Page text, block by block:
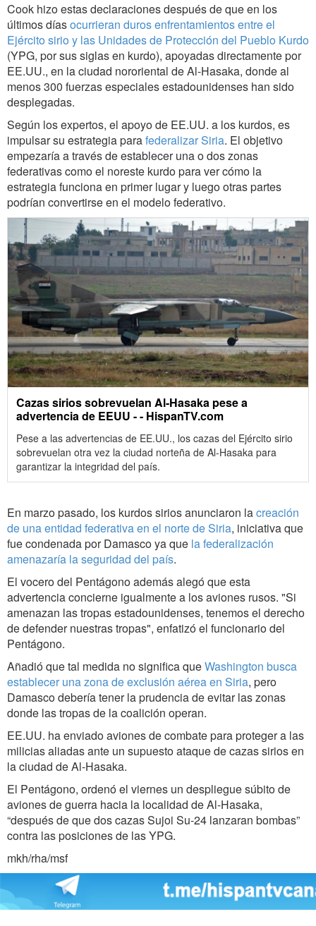
Cook hizo estas declaraciones después de que en los
últimos díasocurrieran duros enfrentamientos entre el
Ejército sirio y las Unidades de Protección del Pueblo Kurdo
(YPG, por sus siglas en kurdo), apoyadas directamente por
EE.UU., en la ciudad nororiental de Al-Hasaka, donde al
menos 300 fuerzas especiales estadounidenses han sido
desplegadas.
Según los expertos, el apoyo de EE.UU. a los kurdos, es
impulsar su estrategia parafederalizar Siria. El objetivo
empezaría a través de establecer una o dos zonas
federativas como el noreste kurdo para ver cómo la
estrategia funciona en primer lugar y luego otras partes
podrían convertirse en el modelo federativo.
Cazas sirios sobrevuelan Al-Hasaka pese a
advertencia de EEUU - - HispanTV.com
Pese a las advertencias de EE.UU., los cazas del Ejército sirio
sobrevuelan otra vez la ciudad norteña de Al-Hasaka para
garantizar la integridad del país.
En marzo pasado, los kurdos sirios anunciaron lacreación
de una entidad federativa en el norte de Siria, iniciativa que
fue condenada por Damasco ya que la federalización
amenazaría la seguridad del país.
El vocero del Pentágono además alegó que esta
advertencia concierne igualmente a los aviones rusos. "Si
amenazan las tropas estadounidenses, tenemos el derecho
de defender nuestras tropas", enfatizó el funcionario del
Pentágono.
Añadió que tal medida no significa queWashington busca
establecer una zona de exclusión aérea en Siria, pero
Damasco debería tener la prudencia de evitar las zonas
donde las tropas de la coalición operan.
EE.UU. ha enviado aviones de combate para proteger a las
milicias aliadas ante un supuesto ataque de cazas sirios en
la ciudad de Al-Hasaka.
El Pentágono, ordenó el viernes un despliegue súbito de
aviones de guerra hacia la localidad de Al-Hasaka,
“después de que dos cazas Sujoi Su-24 lanzaran bombas”
contra las posiciones de las YPG.
mkh/rha/msf